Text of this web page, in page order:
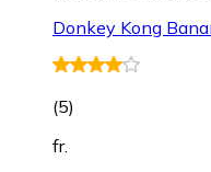
Donkey Kong
(5)
fr.